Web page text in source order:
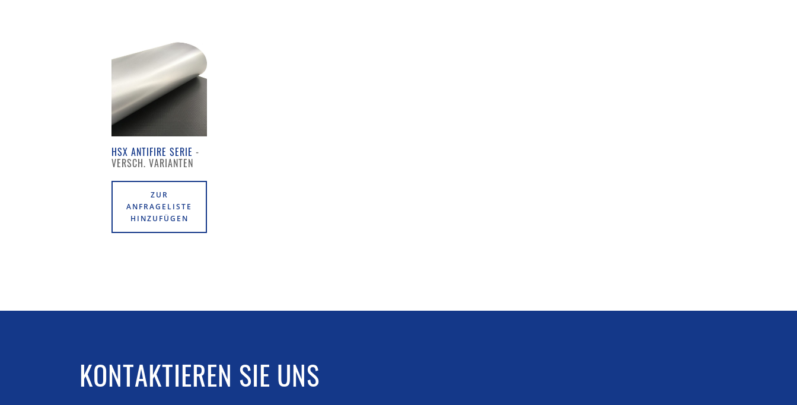
HSX ANTIFIRE SERIE
ZUR
ANFRAGELISTE
HINZUFÜGEN
KONTAKTIEREN SIE UNS